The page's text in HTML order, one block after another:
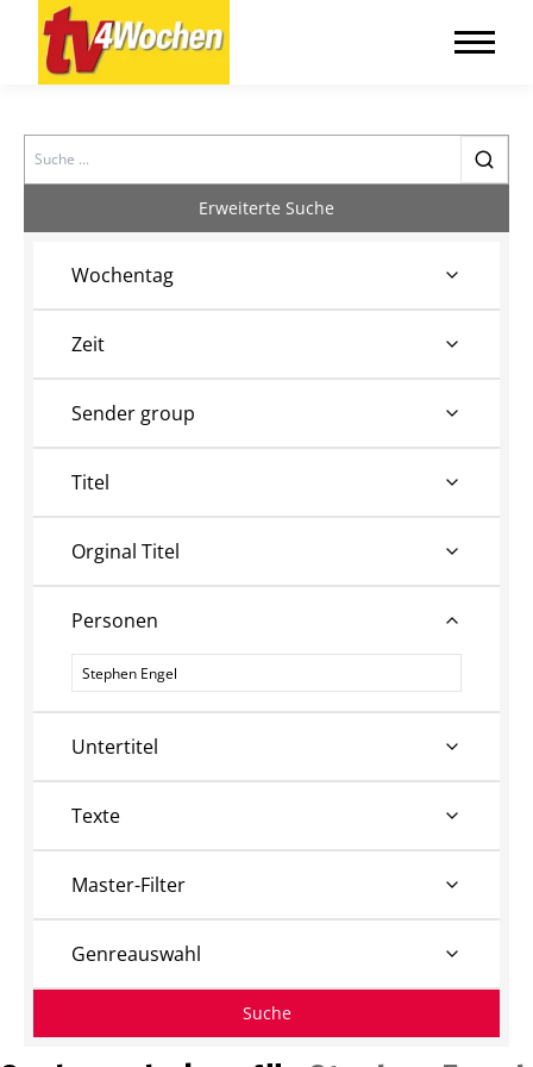
Search
Erweiterte Suche
Wochentag
Zeit
Sender group
Titel
Orginal Titel
Personen
Personen
Untertitel
Texte
Master-Filter
Genreauswahl
Suche